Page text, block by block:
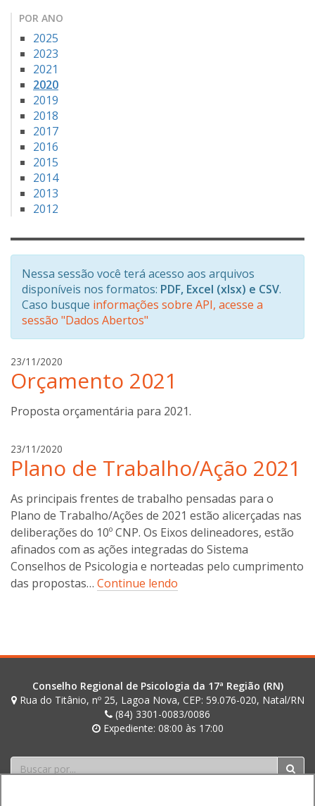
POR ANO
2025
2023
2021
2020
2019
2018
2017
2016
2015
2014
2013
2012
Nessa sessão você terá acesso aos arquivos
disponíveis nos formatos: PDF, Excel (xlsx) e CSV.
Caso busque informações sobre API, acesse a
sessão "Dados Abertos"
23/11/2020
i
d
c
s
t
a
Orçamento 2021
Proposta orçamentária para 2021.
23/11/2020
i
l
d
e
o
n
c
o
s
Plano de Trabalho/Ação 2021
As principais frentes de trabalho pensadas para o
Plano de Trabalho/Ações de 2021 estão alicerçadas nas
deliberações do 10º CNP. Os Eixos delineadores, estão
afinados com as ações integradas do Sistema
Conselhos de Psicologia e norteadas pelo cumprimento
das propostas… Continue lendo
Conselho Regional de Psicologia da 17ª Região (RN)
Rua do Titânio, nº 25, Lagoa Nova, CEP: 59.076-020, Natal/RN
(84) 3301-0083/0086
Expediente: 08:00 às 17:00
Buscar